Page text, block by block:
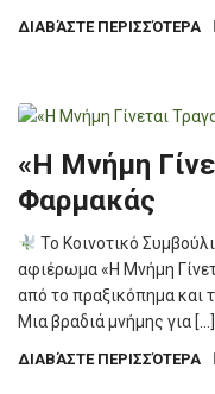
ΔΙΑΒΆΣΤΕ ΠΕΡΙΣΣΌΤΕΡΑ
«Η Μνήμη
Φαρμακάς
Το Κοινοτικό
αφιέρωμα «Η Μνήμη
από το πραξικόπημα και
Μια βραδιά μνήμης για […]
ΔΙΑΒΆΣΤΕ ΠΕΡΙΣΣΌΤΕΡΑ